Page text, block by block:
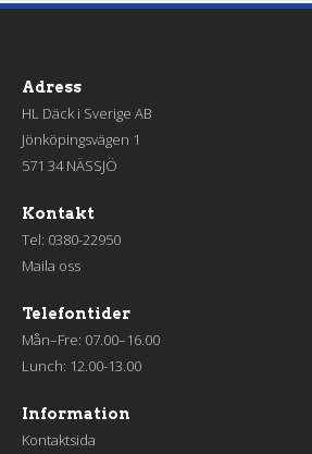
Adress
HL Däck i Sverige AB
Jönköpingsvägen 1
571 34 NÄSSJÖ
Kontakt
Tel: 0380-22950
Maila oss
Telefontider
Mån–Fre: 07.00–16.00
Lunch: 12.00-13.00
Information
Kontaktsida